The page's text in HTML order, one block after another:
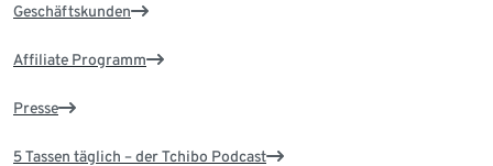
Geschäftskunden
Affiliate Programm
Presse
5 Tassen täglich – der Tchibo Podcast